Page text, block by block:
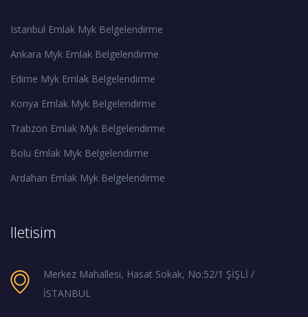
Istanbul Emlak Myk Belgelendirme
Ankara Myk Emlak Belgelendirme
Edirne Myk Emlak Belgelendirme
Konya Emlak Myk Belgelendirme
Trabzon Emlak Myk Belgelendirme
Bolu Emlak Myk Belgelendirme
Ardahan Emlak Myk Belgelendirme
Iletisim
Merkez Mahallesi, Hasat Sokak, No:52/1 ŞİŞLİ /
İSTANBUL